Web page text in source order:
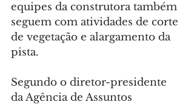
equipes da construtora também
seguem com atividades de corte
de vegetação e alargamento da
pista.
Segundo o diretor-presidente
da Agência de Assuntos